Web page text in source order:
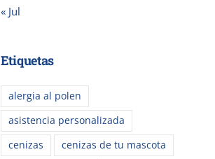
« Jul
Etiquetas
alergia al polen
asistencia personalizada
cenizas
cenizas de tu mascota